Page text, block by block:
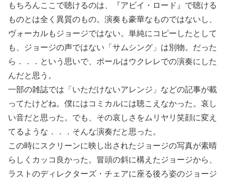
もちろんここで聴けるのは、『アビイ・ロード』で聴ける
ものとは全く異質のもの。演奏も豪華なものではないし、
ヴォーカルもジョージではない。単純にコピーしたとして
も、ジョージの声ではない「サムシング」は別物。だった
ら．．．という思いで、ポールはウクレレでの演奏にした
んだと思う。
一部の雑誌では「いただけないアレンジ」などの記事が載
ってたけどね。僕にはコミカルには聴こえなかった。哀し
い音だと思った。でも、その哀しさをムリヤリ笑顔に変え
てるような．．．そんな演奏だと思った。
この時にスクリーンに映し出されたジョージの写真が素晴
らしくカッコ良かった。冒頭の斜に構えたジョージから、
ラストのディレクターズ・チェアに座る後ろ姿のジョージ